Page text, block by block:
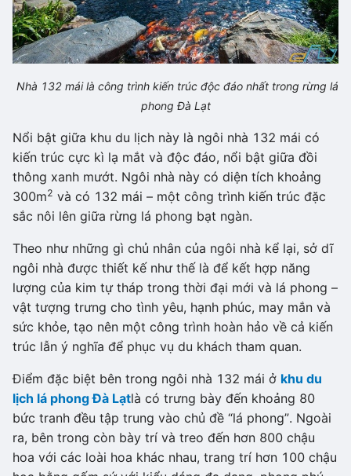
Nhà 132 mái là công trình kiến trúc độc đáo nhất trong rừng lá
phong Đà Lạt
Nổi bật giữa khu du lịch này là ngôi nhà 132 mái có
kiến trúc cực kì lạ mắt và độc đáo, nổi bật giữa đồi
thông xanh mướt. Ngôi nhà này có diện tích khoảng
300m2 và có 132 mái – một công trình kiến trúc đặc
sắc nôi lên giữa rừng lá phong bạt ngàn.
Theo như những gì chủ nhân của ngôi nhà kể lại, sở dĩ
ngôi nhà được thiết kế như thế là để kết hợp năng
lượng của kim tự tháp trong thời đại mới và lá phong –
vật tượng trưng cho tình yêu, hạnh phúc, may mắn và
sức khỏe, tạo nên một công trình hoàn hảo về cả kiến
trúc lẫn ý nghĩa để phục vụ du khách tham quan.
Điểm đặc biệt bên trong ngôi nhà 132 mái ở khu du
lịch lá phong Đà Lạtlà có trưng bày đến khoảng 80
bức tranh đều tập trung vào chủ đề “lá phong”. Ngoài
ra, bên trong còn bày trí và treo đến hơn 800 chậu
hoa với các loài hoa khác nhau, trang trí hơn 100 chậu